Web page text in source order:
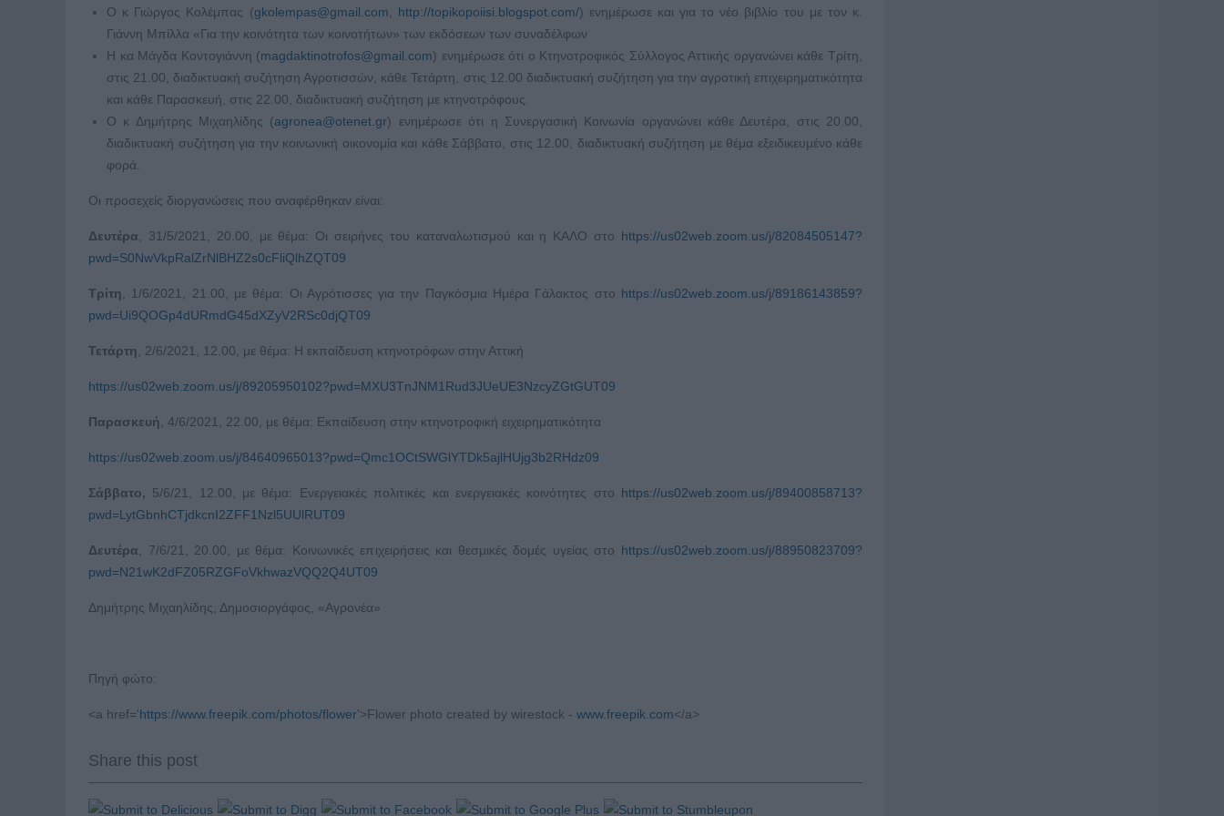
Ο κ Γιώργος Κολέμπας (gkolempas@gmail.com, http://topikopoiisi.blogspot.com/) ενημέρωσε και για το νέο βιβλίο του με τον κ.
Γιάννη Μπίλλα «Για την κοινότητα των κοινοτήτων» των εκδόσεων των συναδέλφων
Η κα Μάγδα Κοντογιάννη (magdaktinotrofos@gmail.com) ενημέρωσε ότι ο Κτηνοτροφικός Σύλλογος Αττικής οργανώνει κάθε Τρίτη,
στις 21.00, διαδικτυακή συζήτηση Αγροτισσών, κάθε Τετάρτη, στις 12.00 διαδικτυακή συζήτηση για την αγροτική επιχειρηματικότητα
και κάθε Παρασκευή, στις 22.00, διαδικτυακή συζήτηση με κτηνοτρόφους.
Ο κ Δημήτρης Μιχαηλίδης (agronea@otenet.gr) ενημέρωσε ότι η Συνεργασική Κοινωνία οργανώνει κάθε Δευτέρα, στις 20.00,
διαδικτυακή συζήτηση για την κοινωνική οικονομία και κάθε Σάββατο, στις 12.00, διαδικτυακή συζήτηση με θέμα εξειδικευμένο κάθε
φορά.
Οι προσεχείς διοργανώσεις που αναφέρθηκαν είναι:
Δευτέρα, 31/5/2021, 20.00, με θέμα: Οι σειρήνες του καταναλωτισμού και η ΚΑΛΟ στο https://us02web.zoom.us/j/82084505147?
pwd=S0NwVkpRalZrNlBHZ2s0cFliQlhZQT09
Τρίτη, 1/6/2021, 21.00, με θέμα: Οι Αγρότισσες για την Παγκόσμια Ημέρα Γάλακτος στο https://us02web.zoom.us/j/89186143859?
pwd=Ui9QOGp4dURmdG45dXZyV2RSc0djQT09
Τετάρτη, 2/6/2021, 12.00, με θέμα: Η εκπαίδευση κτηνοτρόφων στην Αττική
https://us02web.zoom.us/j/89205950102?pwd=MXU3TnJNM1Rud3JUeUE3NzcyZGtGUT09
Παρασκευή, 4/6/2021, 22.00, με θέμα: Εκπαίδευση στην κτηνοτροφική ειχειρηματικότητα
https://us02web.zoom.us/j/84640965013?pwd=Qmc1OCtSWGlYTDk5ajlHUjg3b2RHdz09
Σάββατο, 5/6/21, 12.00, με θέμα: Ενεργειακές πολιτικές και ενεργειακές κοινότητες στο https://us02web.zoom.us/j/89400858713?
pwd=LytGbnhCTjdkcnI2ZFF1Nzl5UUlRUT09
Δευτέρα, 7/6/21, 20.00, με θέμα: Κοινωνικές επιχειρήσεις και θεσμικές δομές υγείας στο https://us02web.zoom.us/j/88950823709?
pwd=N21wK2dFZ05RZGFoVkhwazVQQ2Q4UT09
Δημήτρης Μιχαηλίδης, Δημοσιοργάφος, «Αγρονέα»
Πηγή φώτο:
<a href='https://www.freepik.com/photos/flower'>Flower photo created by wirestock - www.freepik.com</a>
Share this post